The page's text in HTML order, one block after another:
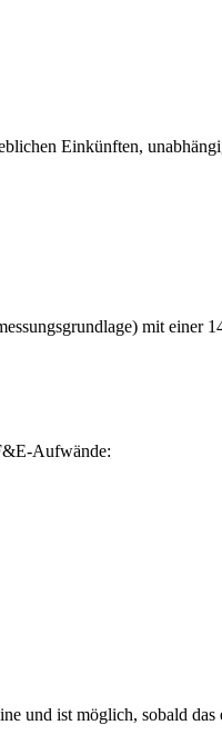
Einkünften,
mit einer
Aufwände:
und ist möglich, sobald